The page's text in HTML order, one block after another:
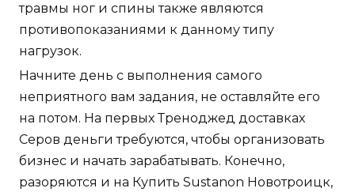
травмы ног и спины также являются
противопоказаниями к данному типу
нагрузок.
Начните день с выполнения самого
неприятного вам задания, не оставляйте его
на потом. На первых Треноджед доставках
Серов деньги требуются, чтобы организовать
бизнес и начать зарабатывать. Конечно,
разоряются и на Купить Sustanon Новотроицк,